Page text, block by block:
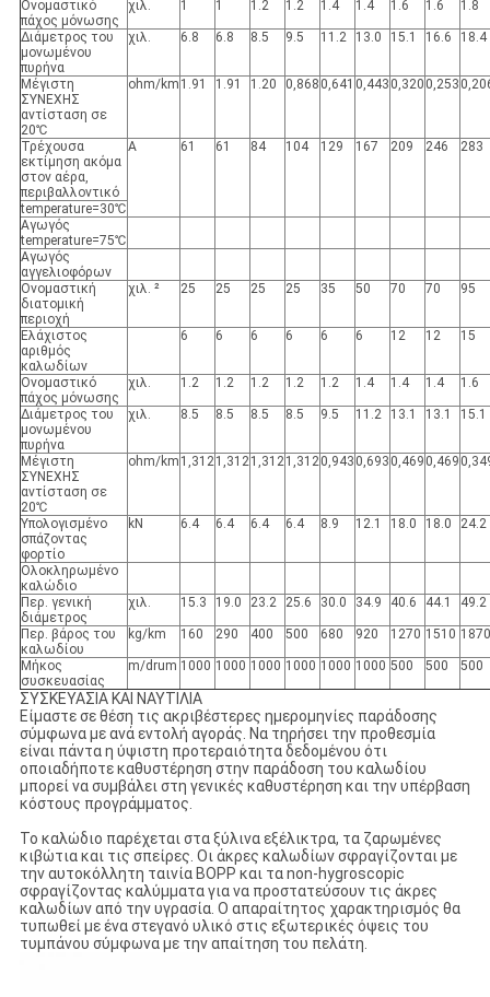
Ονομαστικό
πάχος μόνωσης
χιλ. 1 1 1.2 1.2 1.4 1.4 1.6 1.6 1.8
Διάμετρος του
μονωμένου
πυρήνα
χιλ. 6.8 6.8 8.5 9.5 11.2 13.0 15.1 16.6 18.4
Μέγιστη
ΣΥΝΕΧΗΣ
αντίσταση σε
20℃
ohm/km 1.91 1.91 1.20 0,868 0,641 0,443 0,320 0,253
Τρέχουσα
εκτίμηση ακόμα
στον αέρα,
περιβαλλοντικό
Α 61 61 84 104 129 167 209 246 283
temperature=30℃
Αγωγός
temperature=75℃
Αγωγός
αγγελιοφόρων
Ονομαστική
διατομική
περιοχή
χιλ. ² 25 25 25 25 35 50 70 70 95
Ελάχιστος
αριθμός
καλωδίων
6 6 6 6 6 6 12 12 15
Ονομαστικό
πάχος μόνωσης
χιλ. 1.2 1.2 1.2 1.2 1.2 1.4 1.4 1.4 1.6
Διάμετρος του
μονωμένου
πυρήνα
χιλ. 8.5 8.5 8.5 8.5 9.5 11.2 13.1 13.1 15.1
Μέγιστη
ΣΥΝΕΧΗΣ
αντίσταση σε
20℃
ohm/km 1,3121,3121,3121,3120,943 0,693 0,469 0,469
Υπολογισμένο
σπάζοντας
φορτίο
kN 6.4 6.4 6.4 6.4 8.9 12.1 18.0 18.0 24.2
Ολοκληρωμένο
καλώδιο
Περ. γενική
διάμετρος
χιλ. 15.3 19.0 23.2 25.6 30.0 34.9 40.6 44.1 49.2
Περ. βάρος του
καλωδίου
kg/km 160 290 400 500 680 920 1270 1510 1870
Μήκος
συσκευασίας
m/drum 1000 1000 1000 1000 1000 1000 500 500 500
ΣΥΣΚΕΥΑΣΙΑ ΚΑΙ ΝΑΥΤΙΛΙΑ
Είμαστε σε θέση τις ακριβέστερες ημερομηνίες παράδοσης
σύμφωνα με ανά εντολή αγοράς. Να τηρήσει την προθεσμία
είναι πάντα η ύψιστη προτεραιότητα δεδομένου ότι
οποιαδήποτε καθυστέρηση στην παράδοση του καλωδίου
μπορεί να συμβάλει στη γενικές καθυστέρηση και την υπέρβαση
κόστους προγράμματος.
Το καλώδιο παρέχεται στα ξύλινα εξέλικτρα, τα ζαρωμένες
κιβώτια και τις σπείρες. Οι άκρες καλωδίων σφραγίζονται με
την αυτοκόλλητη ταινία BOPP και τα non-hygroscopic
σφραγίζοντας καλύμματα για να προστατεύσουν τις άκρες
καλωδίων από την υγρασία. Ο απαραίτητος χαρακτηρισμός θα
τυπωθεί με ένα στεγανό υλικό στις εξωτερικές όψεις του
τυμπάνου σύμφωνα με την απαίτηση του πελάτη.